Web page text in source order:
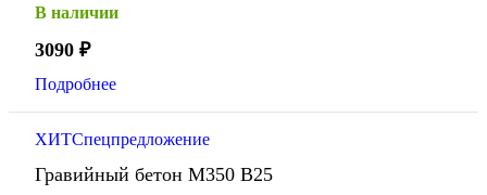
В наличии
3090 ₽
Подробнее
ХИТСпецпредложение
Гравийный бетон М350 В25